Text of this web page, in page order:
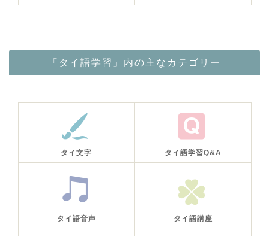
「タイ語学習」内の主なカテゴリー
タイ文字 タイ語学習Q&A
タイ語音声 タイ語講座